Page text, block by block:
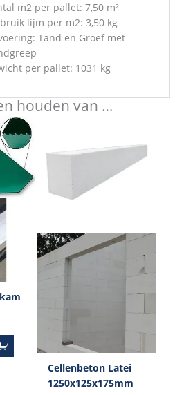
m2 per pallet: 7,50 m²
lijm per m2: 3,50 kg
Tand en Groef met
per pallet: 1031 kg
houden van …
Cellenbeton Latei
1250x125x175mm